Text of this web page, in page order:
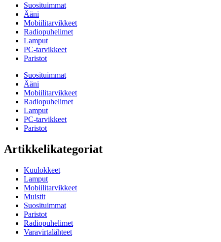
Suosituimmat
Ääni
Mobiilitarvikkeet
Radiopuhelimet
Lamput
PC-tarvikkeet
Paristot
Suosituimmat
Ääni
Mobiilitarvikkeet
Radiopuhelimet
Lamput
PC-tarvikkeet
Paristot
Artikkelikategoriat
Kuulokkeet
Lamput
Mobiilitarvikkeet
Muistit
Suosituimmat
Paristot
Radiopuhelimet
Varavirtalähteet